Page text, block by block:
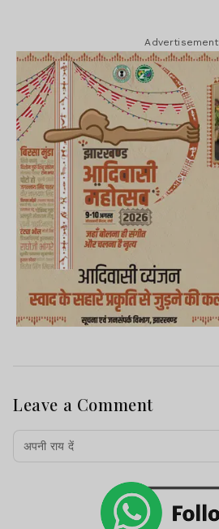
Advertisement
Leave a Comment